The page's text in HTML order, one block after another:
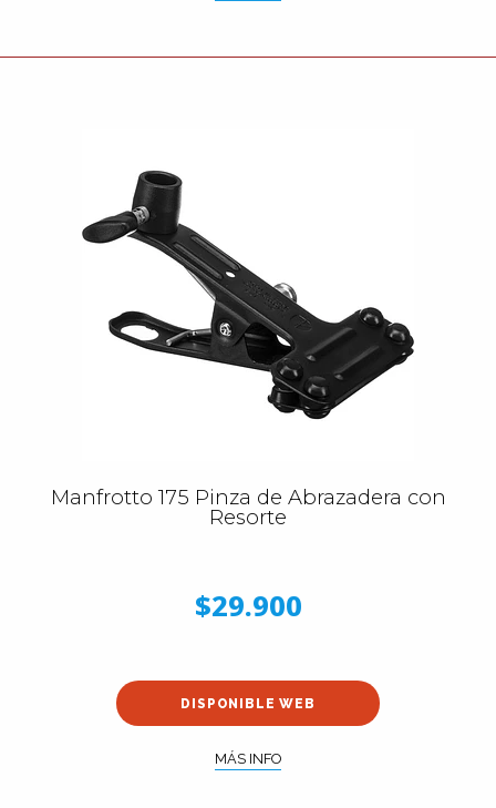
Manfrotto 175 Pinza de Abrazadera con
Resorte
$29.900
DISPONIBLE WEB
MÁS INFO